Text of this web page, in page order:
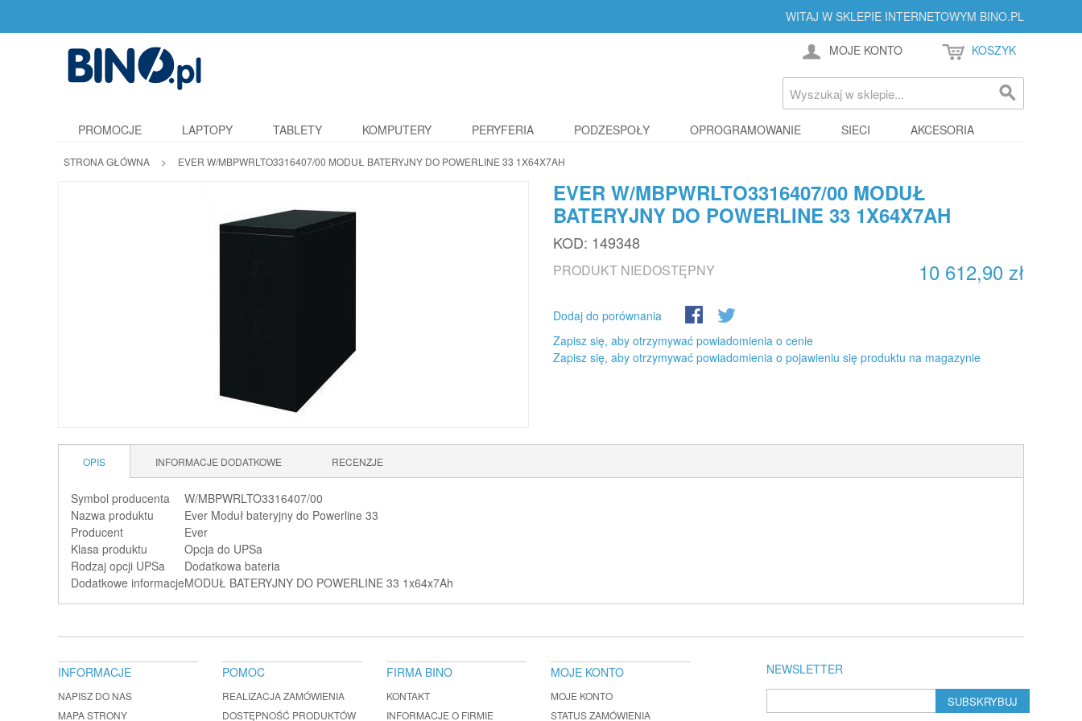
WITAJ W SKLEPIE INTERNETOWYM BINO.PL
MOJE KONTO KOSZYK
PROMOCJE LAPTOPY TABLETY KOMPUTERY PERYFERIA PODZESPOŁY OPROGRAMOWANIE SIECI AKCESORIA
STRONA GŁÓWNA > EVER W/MBPWRLTO3316407/00 MODUŁ BATERYJNY DO POWERLINE 33 1X64X7AH
EVER W/MBPWRLTO3316407/00 MODUŁ
BATERYJNY DO POWERLINE 33 1X64X7AH
KOD: 149348
10 612,90 zł
PRODUKT NIEDOSTĘPNY
Dodaj do porównania
Zapisz się, aby otrzymywać powiadomienia o cenie
Zapisz się, aby otrzymywać powiadomienia o pojawieniu się produktu na magazynie
OPIS INFORMACJE DODATKOWE RECENZJE
Symbol producenta
W/MBPWRLTO3316407/00
Nazwa produktu
Ever Moduł bateryjny do Powerline 33
Producent
Ever
Klasa produktu
Opcja do UPSa
Rodzaj opcji UPSa
Dodatkowa bateria
Dodatkowe informacjeMODUŁ BATERYJNY DO POWERLINE 33 1x64x7Ah
NEWSLETTER
SUBSKRYBUJ
INFORMACJE
NAPISZ DO NAS
MAPA STRONY
POMOC
REALIZACJA ZAMÓWIENIA
DOSTĘPNOŚĆ PRODUKTÓW
FIRMA BINO
KONTAKT
INFORMACJE O FIRMIE
MOJE KONTO
MOJE KONTO
STATUS ZAMÓWIENIA